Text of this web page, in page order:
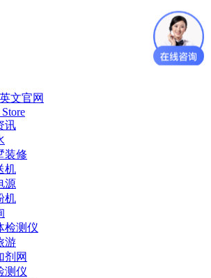
文官网
讯
装修
机
源
机
检测仪
游
剂网
测仪